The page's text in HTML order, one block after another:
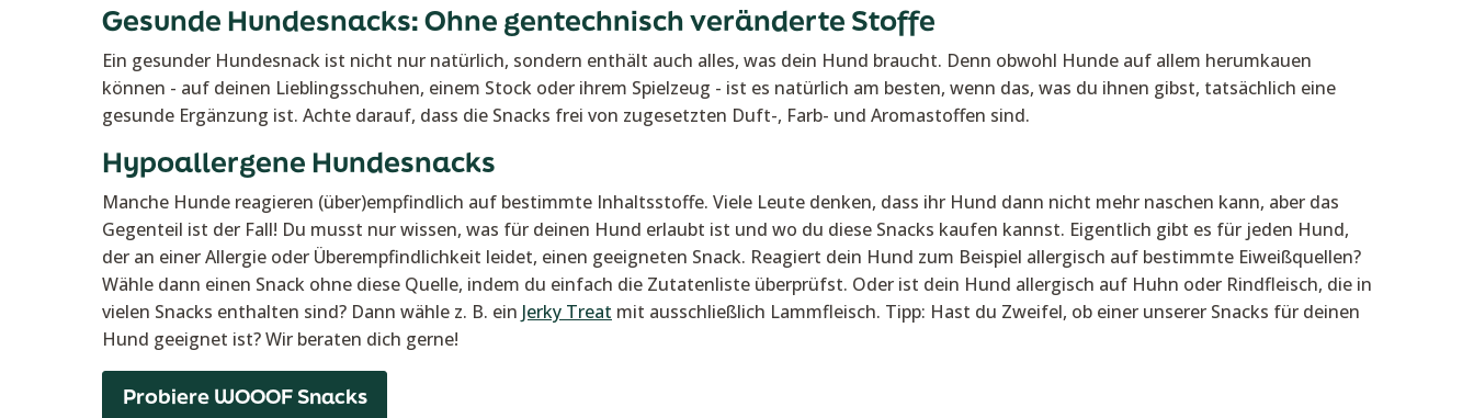
Gesunde Hundesnacks: Ohne gentechnisch veränderte Stoffe
Ein gesunder Hundesnack ist nicht nur natürlich, sondern enthält auch alles, was dein Hund braucht. Denn obwohl Hunde auf allem herumkauen
können - auf deinen Lieblingsschuhen, einem Stock oder ihrem Spielzeug - ist es natürlich am besten, wenn das, was du ihnen gibst, tatsächlich eine
gesunde Ergänzung ist. Achte darauf, dass die Snacks frei von zugesetzten Duft-, Farb- und Aromastoffen sind.
Hypoallergene Hundesnacks
Manche Hunde reagieren (über)empfindlich auf bestimmte Inhaltsstoffe. Viele Leute denken, dass ihr Hund dann nicht mehr naschen kann, aber das
Gegenteil ist der Fall! Du musst nur wissen, was für deinen Hund erlaubt ist und wo du diese Snacks kaufen kannst. Eigentlich gibt es für jeden Hund,
der an einer Allergie oder Überempfindlichkeit leidet, einen geeigneten Snack. Reagiert dein Hund zum Beispiel allergisch auf bestimmte Eiweißquellen?
Wähle dann einen Snack ohne diese Quelle, indem du einfach die Zutatenliste überprüfst. Oder ist dein Hund allergisch auf Huhn oder Rindfleisch, die in
vielen Snacks enthalten sind? Dann wähle z. B. ein Jerky Treat mit ausschließlich Lammfleisch. Tipp: Hast du Zweifel, ob einer unserer Snacks für deinen
Hund geeignet ist? Wir beraten dich gerne!
Probiere WOOOF Snacks